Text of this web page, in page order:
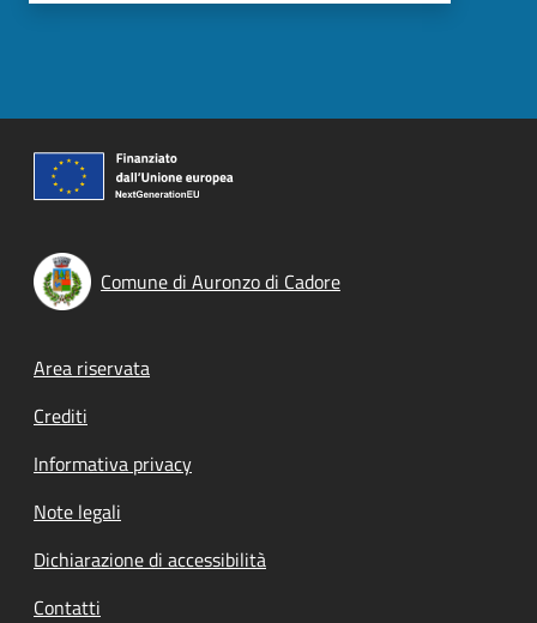
Comune di Auronzo di Cadore
Footer menu
Area riservata
Crediti
Informativa privacy
Note legali
Dichiarazione di accessibilità
Contatti